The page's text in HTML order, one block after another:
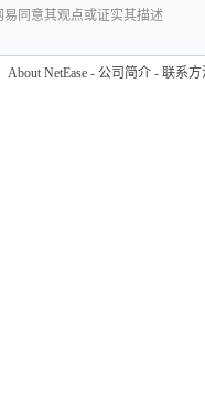
同意其观点或证实其描述
About NetEase - 公司简介 - 联系方